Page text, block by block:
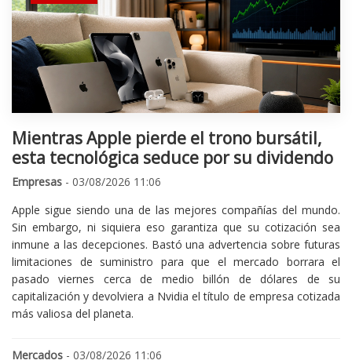
Mientras Apple pierde el trono bursátil,
esta tecnológica seduce por su dividendo
Empresas - 03/08/2026 11:06
Apple sigue siendo una de las mejores compañías del mundo.
Sin embargo, ni siquiera eso garantiza que su cotización sea
inmune a las decepciones. Bastó una advertencia sobre futuras
limitaciones de suministro para que el mercado borrara el
pasado viernes cerca de medio billón de dólares de su
capitalización y devolviera a Nvidia el título de empresa cotizada
más valiosa del planeta.
Mercados - 03/08/2026 11:06